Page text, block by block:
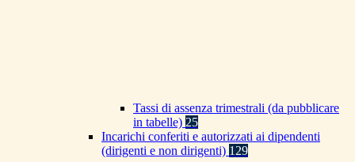
Tassi di assenza trimestrali (da pubblicare
in tabelle) 25
Incarichi conferiti e autorizzati ai dipendenti
(dirigenti e non dirigenti) 129